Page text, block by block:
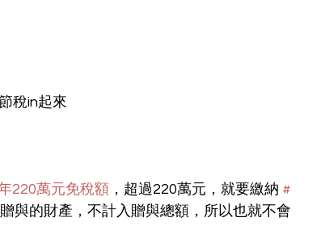
稅in起來
220萬元免稅額 ，超過220萬元，就要繳納 #
與的財產，不計入贈與總額，所以也就不會